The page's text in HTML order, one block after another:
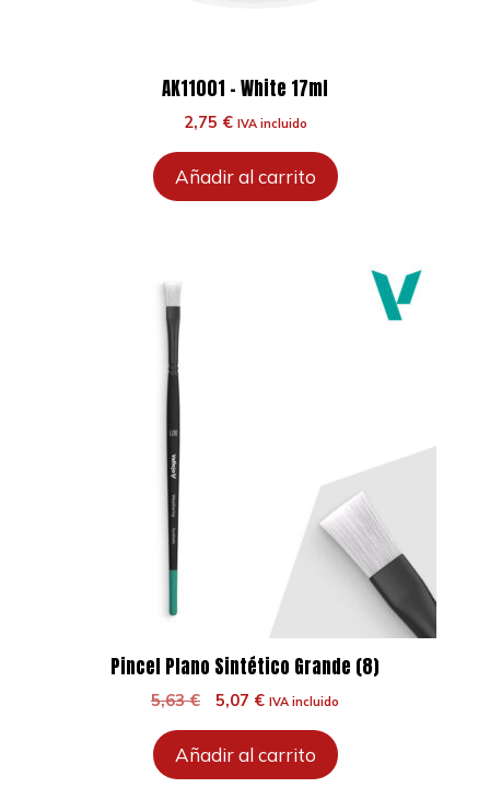
AK11001 – White 17ml
2,75 € IVA incluido
Añadir al carrito
Pincel Plano Sintético Grande (8)
5,63€
El
original
era:
5,07 €El
actual
es:
IVA incluido
Añadir al carrito